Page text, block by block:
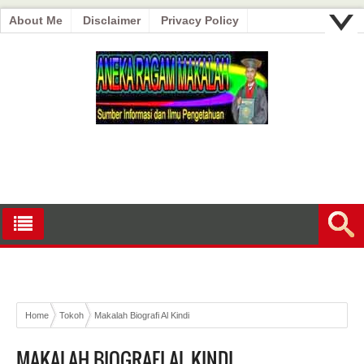
About Me Disclaimer Privacy Policy
Home Tokoh Makalah Biografi Al Kindi